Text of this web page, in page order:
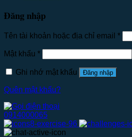
Đăng nhập
Tên tài khoản hoặc địa chỉ email *
Mật khẩu *
Ghi nhớ mật khẩu Đăng nhập
Quên mật khẩu?
0914000065